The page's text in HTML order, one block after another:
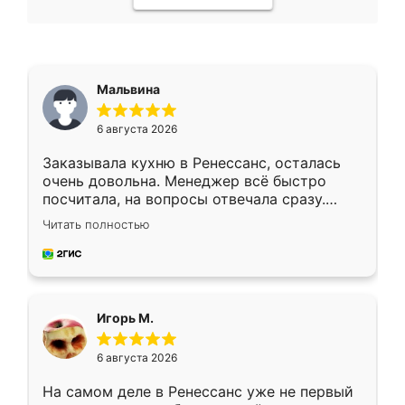
Мальвина
6 августа 2026
Заказывала кухню в Ренессанс, осталась
очень довольна. Менеджер всё быстро
посчитала, на вопросы отвечала сразу.
Замерщик приехал в субботу, подошёл к
делу со всей ответственностью. Собрали
за день, ребята работали аккуратно, даже
Читать полностью
Игорь М.
6 августа 2026
На самом деле в Ренессанс уже не первый